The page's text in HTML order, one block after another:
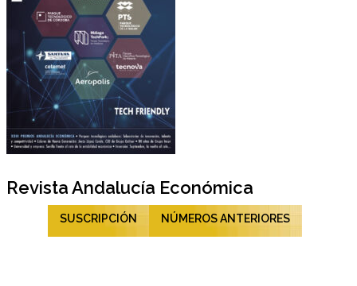
Revista Andalucía Económica
SUSCRIPCIÓN NÚMEROS ANTERIORES